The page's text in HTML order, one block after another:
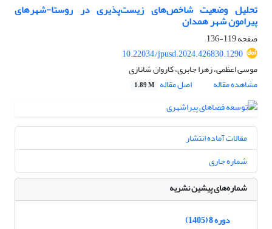
تحلیل وضعیت شاخص‌های زیست‌پذیری در روستا-شهرهای
پیرامون شهر همدان
صفحه119-136
10.22034/jpusd.2024.426830.1290
موسی اعظمی، زهرا جابری، کاروان شانازی
مشاهده مقاله
اصل مقاله 1.89 M
مقالات آماده انتشار
شماره جاری
شماره‌های پیشین نشریه
دوره 8 (1405)